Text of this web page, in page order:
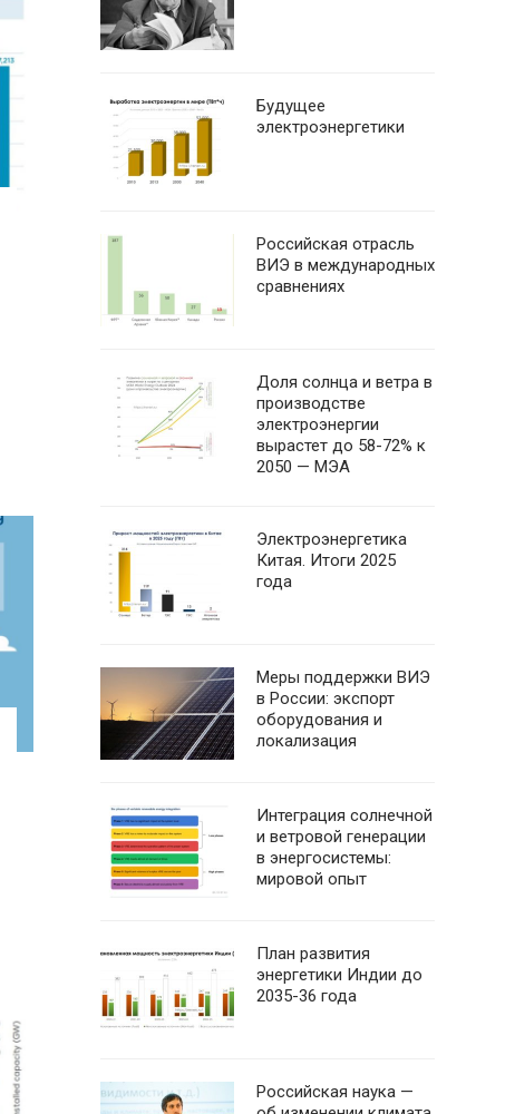
Будущее
электроэнергетики
Российская отрасль
ВИЭ в международных
сравнениях
Доля солнца и ветра в
производстве
электроэнергии
вырастет до 58-72% к
2050 — МЭА
Электроэнергетика
Китая. Итоги 2025
года
Меры поддержки ВИЭ
в России: экспорт
оборудования и
локализация
Интеграция солнечной
и ветровой генерации
в энергосистемы:
мировой опыт
План развития
энергетики Индии до
2035-36 года
Российская наука —